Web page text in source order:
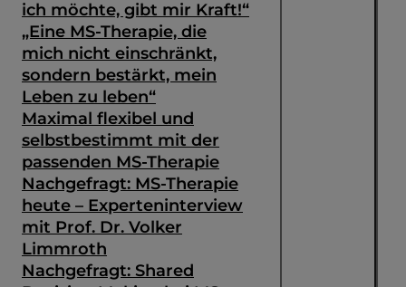
ich möchte, gibt mir Kraft!“
„Eine MS-Therapie, die
mich nicht einschränkt,
sondern bestärkt, mein
Leben zu leben“
Maximal flexibel und
selbstbestimmt mit der
passenden MS-Therapie
Nachgefragt: MS-Therapie
heute – Experteninterview
mit Prof. Dr. Volker
Limmroth
Nachgefragt: Shared